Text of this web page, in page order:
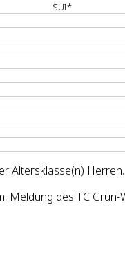
SUI*
Altersklasse(n) Herren.
des TC Grün-